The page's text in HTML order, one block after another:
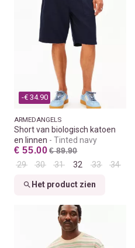
-€ 34.90
ARMEDANGELS
Short van biologisch katoen
en linnen
Tinted navy
€ 55.00 € 89.90
29
30 31 32 33 34
Het product zien